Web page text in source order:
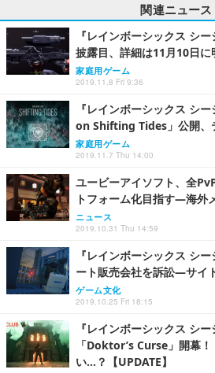
関連ニュース
『レインボーシックス シ
披露目、詳細は11月10日に
家庭用ゲーム
2019.11.8 Fri 9:36
『レインボーシックス シ
on Shifting Tides」公開、
家庭用ゲーム
2019.11.7 Thu 14:00
ユービーアイソフト、全
トフォーム化目指す―海外
ニュース
2019.10.31 Thu 14:59
『レインボーシックス シ
ート販売会社を訴訟―サイ
ゲーム文化
2019.10.25 Fri 18:15
『レインボーシックス シ
「Doktor’s Curse」開幕
い…？【UPDATE】